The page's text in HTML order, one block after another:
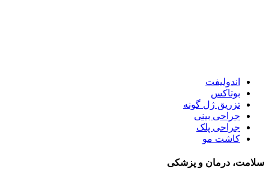
اندولیفت
بوتاکس
تزریق ژل گونه
جراحی بینی
جراحی پلک
کاشت مو
سلامت، درمان و پزشکی